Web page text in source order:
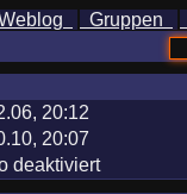
Gruppen
20:12
20:07
deaktiviert